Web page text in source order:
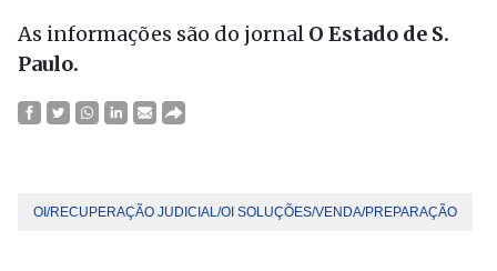
As informações são do jornal O Estado de S.
Paulo.
OI/RECUPERAÇÃO JUDICIAL/OI SOLUÇÕES/VENDA/PREPARAÇÃO